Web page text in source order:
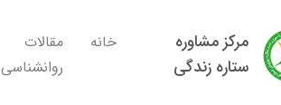
مرکز مشاوره
ستاره زندگی
خانه
مقالات
روانشناسی